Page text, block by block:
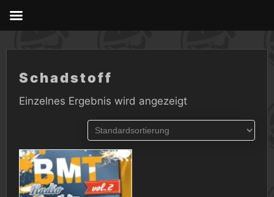
Schadstoff
Einzelnes Ergebnis wird angezeigt